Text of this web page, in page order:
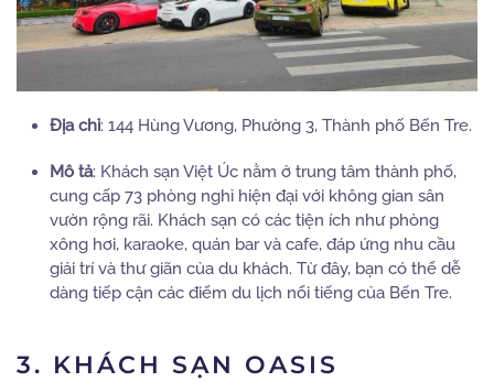
Địa chỉ: 144 Hùng Vương, Phường 3, Thành phố Bến Tre.
Mô tả: Khách sạn Việt Úc nằm ở trung tâm thành phố,
cung cấp 73 phòng nghỉ hiện đại với không gian sân
vườn rộng rãi. Khách sạn có các tiện ích như phòng
xông hơi, karaoke, quán bar và cafe, đáp ứng nhu cầu
giải trí và thư giãn của du khách. Từ đây, bạn có thể dễ
dàng tiếp cận các điểm du lịch nổi tiếng của Bến Tre.
3. KHÁCH SẠN OASIS